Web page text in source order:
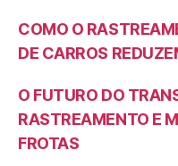
COMO O
DE CARROS
O FUTURO DO
RASTREAMENTO E
FROTAS